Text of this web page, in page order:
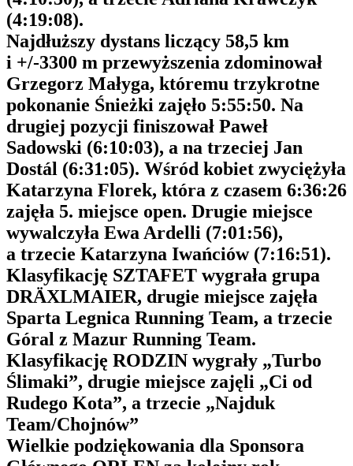
(4:19:08).
Najdłuższy dystans liczący 58,5 km
i +/-3300 m przewyższenia zdominował
Grzegorz Małyga, któremu trzykrotne
pokonanie Śnieżki zajęło 5:55:50. Na
drugiej pozycji finiszował Paweł
Sadowski (6:10:03), a na trzeciej Jan
Dostál (6:31:05). Wśród kobiet zwyciężyła
Katarzyna Florek, która z czasem 6:36:26
zajęła 5. miejsce open. Drugie miejsce
wywalczyła Ewa Ardelli (7:01:56),
a trzecie Katarzyna Iwańciów (7:16:51).
Klasyfikację SZTAFET wygrała grupa
DRÄXLMAIER, drugie miejsce zajęła
Sparta Legnica Running Team, a trzecie
Góral z Mazur Running Team.
Klasyfikację RODZIN wygrały „Turbo
Ślimaki”, drugie miejsce zajęli „Ci od
Rudego Kota”, a trzecie „Najduk
Team/Chojnów”
Wielkie podziękowania dla Sponsora